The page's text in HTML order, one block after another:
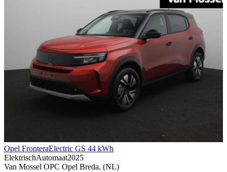
Opel FronteraElectric GS 44 kWh
ElektrischAutomaat2025
Van Mossel OPC Opel Breda, (NL)